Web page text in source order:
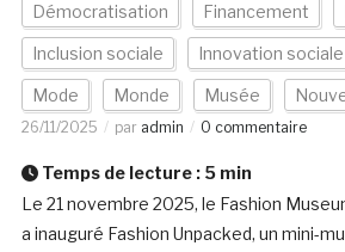
Démocratisation Financement
Inclusion sociale Innovation sociale
Mode Monde Musée
26/11/2025 par admin 0 commentaire
Temps de lecture : 5 min
Le 21 novembre 2025, le Fashion
a inauguré Fashion Unpacked, un mini-